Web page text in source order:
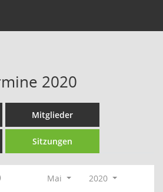
2020
Mitglieder
Sitzungen
Mai
2020